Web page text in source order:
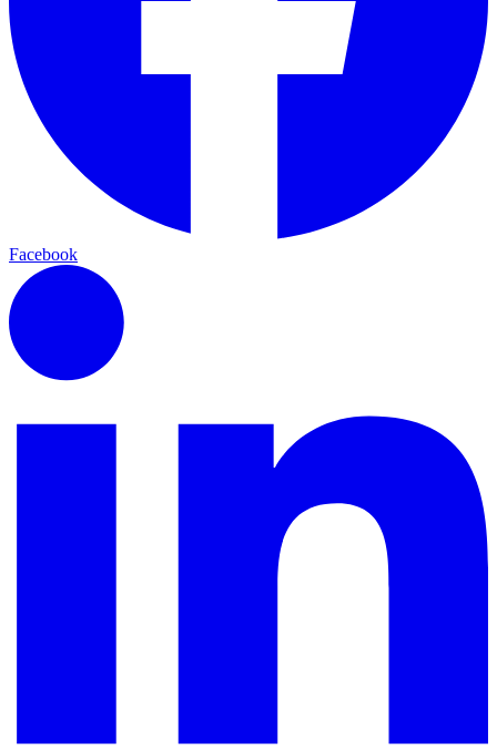
Facebook